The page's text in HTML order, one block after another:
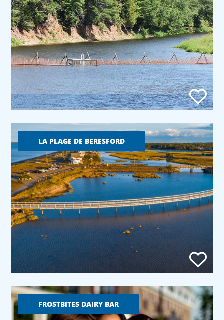
LA PLAGE DE BERESFORD
FROSTBITES DAIRY BAR